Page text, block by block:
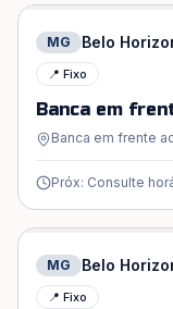
MG Belo
📍 Fixo
Banca em
Banca em frente
Próx: Consulte
MG Belo
📍 Fixo